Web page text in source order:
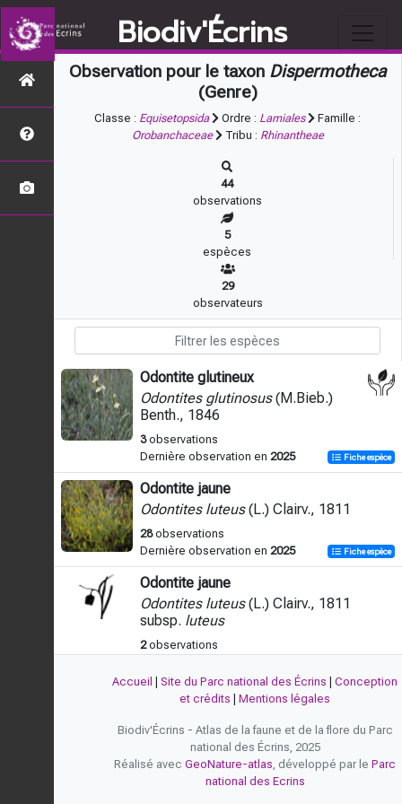
Biodiv'Écrins
Observation pour le taxon Dispermotheca
(Genre)
Classe : Equisetopsida Ordre : Lamiales
Famille :
Orobanchaceae
Tribu : Rhinantheae
44
observations
5
espèces
29
observateurs
Odontite glutineux
Odontites glutinosus(M.Bieb.)
Benth., 1846
3observations
Dernière observation en 2025 Fiche espèce
Odontite jaune
Odontites luteus(L.) Clairv., 1811
28observations
Dernière observation en 2025 Fiche espèce
Odontite jaune
Odontites luteus(L.) Clairv., 1811
subsp. luteus
2observations
Odontite lancéolé
(Gaudin) P.Fourn., 1937
observations
Dernière observation en
2009
Accueil Site du Parc national des Écrins
Conception
et crédits
Mentions légales
Biodiv'Écrins - Atlas de la faune et de la flore du Parc
national des Écrins, 2025
Réalisé avec GeoNature-atlas, développé par le Parc
national des Ecrins